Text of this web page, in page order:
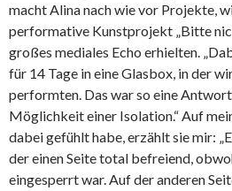
macht Alina nach wie vor Projekte,
performative Kunstprojekt „Bitte
großes mediales Echo erhielten.
für 14 Tage in eine Glasbox, in der
performten. Das war so eine
Möglichkeit einer Isolation.“ Auf
dabei gefühlt habe, erzählt sie mir:
der einen Seite total befreiend,
eingesperrt war. Auf der anderen